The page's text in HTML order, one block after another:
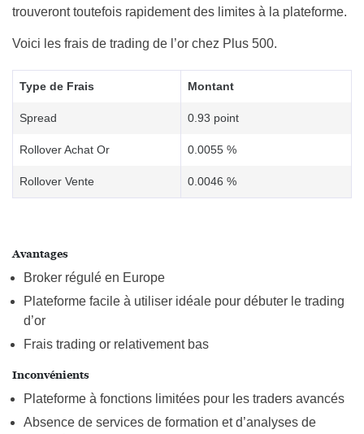
trouveront toutefois rapidement des limites à la plateforme.
Voici les frais de trading de l’or chez Plus 500.
Type de Frais Montant
Spread 0.93 point
Rollover Achat Or 0.0055 %
Rollover Vente 0.0046 %
Avantages
Broker régulé en Europe
Plateforme facile à utiliser idéale pour débuter le trading
d’or
Frais trading or relativement bas
Inconvénients
Plateforme à fonctions limitées pour les traders avancés
Absence de services de formation et d’analyses de